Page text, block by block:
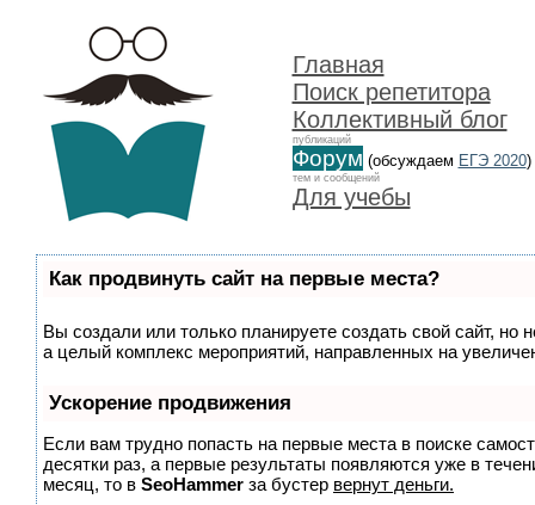
Главная
Поиск репетитора
Коллективный блог
публикаций
Форум (обсуждаем ЕГЭ 2020)
тем и сообщений
Для учебы
Как продвинуть сайт на первые места?
Вы создали или только планируете создать свой сайт, но
а целый комплекс мероприятий, направленных на
Ускорение продвижения
Если вам трудно попасть на первые места в поиске
десятки раз, а первые результаты появляются уже в
месяц, то в SeoHammer за бустер вернут деньги.